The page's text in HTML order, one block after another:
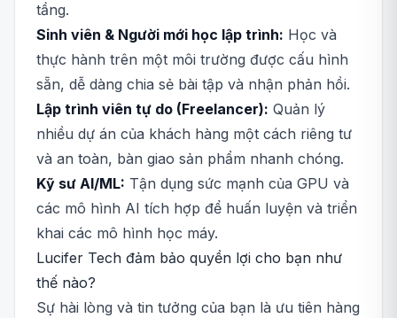
tầng.
Sinh viên & Người mới học lập trình: Học và
thực hành trên một môi trường được cấu hình
sẵn, dễ dàng chia sẻ bài tập và nhận phản hồi.
Lập trình viên tự do (Freelancer): Quản lý
nhiều dự án của khách hàng một cách riêng tư
và an toàn, bàn giao sản phẩm nhanh chóng.
Kỹ sư AI/ML: Tận dụng sức mạnh của GPU và
các mô hình AI tích hợp để huấn luyện và triển
khai các mô hình học máy.
Lucifer Tech đảm bảo quyền lợi cho bạn như
thế nào?
Sự hài lòng và tin tưởng của bạn là ưu tiên hàng